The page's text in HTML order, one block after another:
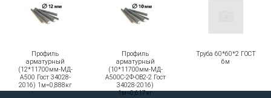
Профиль
арматурный
(12*11700мм-МД-
А500 Гост 34028-
2016) 1м=0,888кг
Профиль
арматурный
(10*11700мм-МД-
А500С-2Ф-ОВ2-2 Гост
34028-2016)
1м=0,617кг
Труба 60*60*2 ГОСТ
6м